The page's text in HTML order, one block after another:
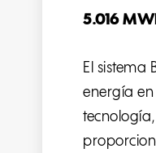
5.016
El sistema
energía